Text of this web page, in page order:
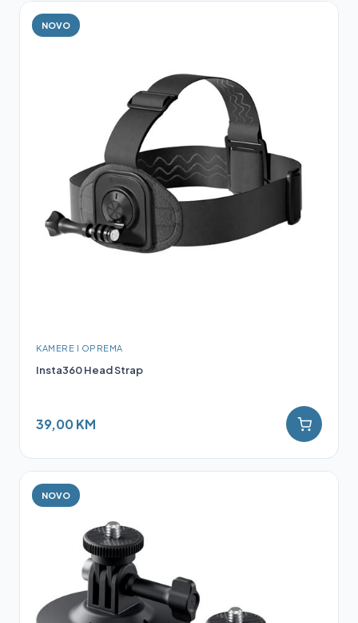
NOVO
KAMERE I OPREMA
Insta360 Head Strap
39,00 KM
NOVO